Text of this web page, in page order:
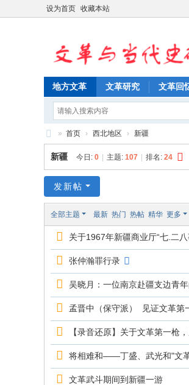
设为首页 收藏本站
地方文革 文革研究 文革回
文
革
当
究
» 首页 › 西北地区 › 新疆
新疆 今日: 0 主题: 107 排名: 24
发新帖
全部主题 最新 热门 热帖 精华 更多
关于1967年新疆商业厅“七.二八
张仲瀚罪行录
吴晓月：一位南京赴疆支边青
孟晋中（保守派） 见证文革第
【录音还原】关于文革第一枪
将相难和——丁盛、武光和"文
文革武斗期间到新疆一游